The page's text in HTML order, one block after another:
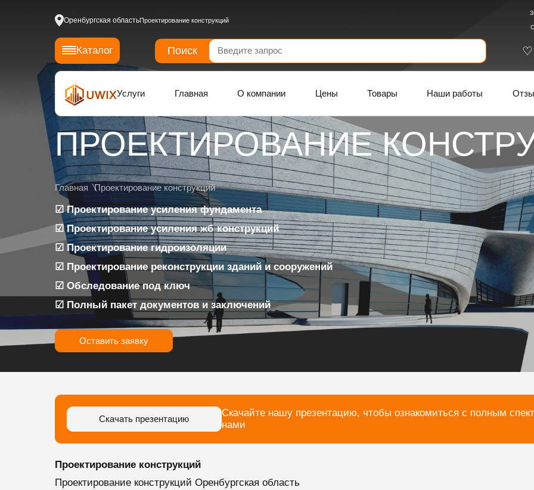
Оренбургская областьПроектирование конструкций
Каталог Поиск
Услуги Главная О компании Цены Товары Наши работы
ПРОЕКТИРОВАНИЕ
Главная Проектирование конструкций
☑ Проектирование усиления фундамента
☑ Проектирование усиления жб конструкций
☑ Проектирование гидроизоляции
☑ Проектирование реконструкции зданий и сооружений
☑ Обследование под ключ
☑ Полный пакет документов и заключений
Оставить заявку
Скачать презентацию
Скачайте нашу презентацию, чтобы ознакомиться с полным
нами
Проектирование конструкций
Проектирование конструкций Оренбургская область